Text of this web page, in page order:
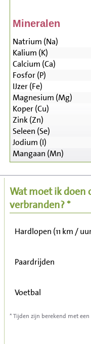
Mineralen
Natrium (Na)
Kalium (K)
Calcium (Ca)
Fosfor (P)
IJzer (Fe)
Magnesium (Mg)
Koper (Cu)
Zink (Zn)
Seleen (Se)
Jodium (I)
Mangaan (Mn)
Wat moet ik doen
verbranden? *
Zitten, tv kijken
Wandelen (5 km/uur)
Hardlopen (11 km /
Paardrijden
Voetbal
Stofzuigen
* Tijden zijn berekend met